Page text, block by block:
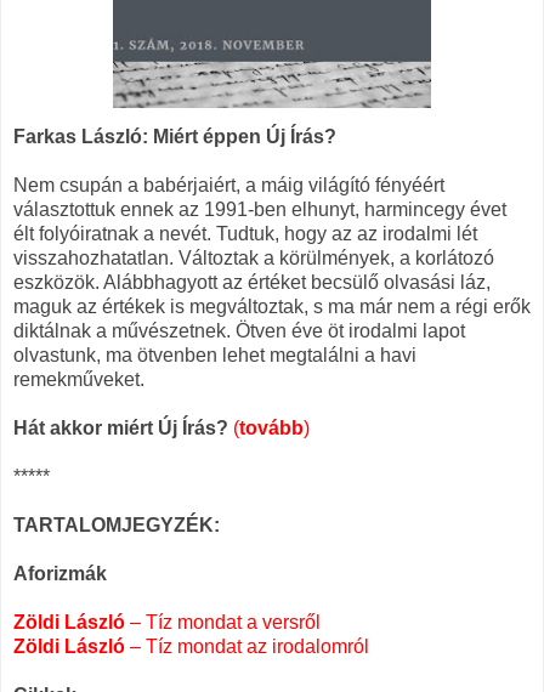
Farkas László: Miért éppen Új Írás?
Nem csupán a babérjaiért, a máig világító fényéért
választottuk ennek az 1991-ben elhunyt, harmincegy évet
élt folyóiratnak a nevét. Tudtuk, hogy az az irodalmi lét
visszahozhatatlan. Változtak a körülmények, a korlátozó
eszközök. Alábbhagyott az értéket becsülő olvasási láz,
maguk az értékek is megváltoztak, s ma már nem a régi erők
diktálnak a művészetnek. Ötven éve öt irodalmi lapot
olvastunk, ma ötvenben lehet megtalálni a havi
remekműveket.
Hát akkor miért Új Írás? (tovább)
*****
TARTALOMJEGYZÉK:
Aforizmák
Zöldi László – Tíz mondat a versről
Zöldi László – Tíz mondat az irodalomról